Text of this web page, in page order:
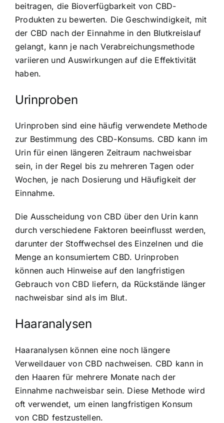
beitragen, die Bioverfügbarkeit von CBD-
Produkten zu bewerten. Die Geschwindigkeit, mit
der CBD nach der Einnahme in den Blutkreislauf
gelangt, kann je nach Verabreichungsmethode
variieren und Auswirkungen auf die Effektivität
haben.
Urinproben
Urinproben sind eine häufig verwendete Methode
zur Bestimmung des CBD-Konsums. CBD kann im
Urin für einen längeren Zeitraum nachweisbar
sein, in der Regel bis zu mehreren Tagen oder
Wochen, je nach Dosierung und Häufigkeit der
Einnahme.
Die Ausscheidung von CBD über den Urin kann
durch verschiedene Faktoren beeinflusst werden,
darunter der Stoffwechsel des Einzelnen und die
Menge an konsumiertem CBD. Urinproben
können auch Hinweise auf den langfristigen
Gebrauch von CBD liefern, da Rückstände länger
nachweisbar sind als im Blut.
Haaranalysen
Haaranalysen können eine noch längere
Verweildauer von CBD nachweisen. CBD kann in
den Haaren für mehrere Monate nach der
Einnahme nachweisbar sein. Diese Methode wird
oft verwendet, um einen langfristigen Konsum
von CBD festzustellen.